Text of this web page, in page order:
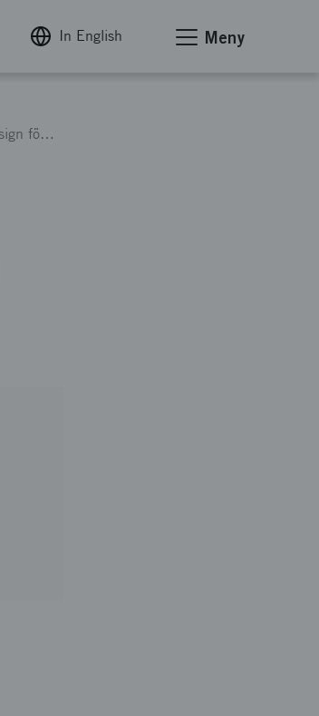
In English Meny
People-Tools-Process-Place: Designdriven tillgänglighetsdesign för små och medelstora städer